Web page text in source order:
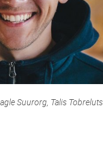
Suurorg, Talis Tobreluts